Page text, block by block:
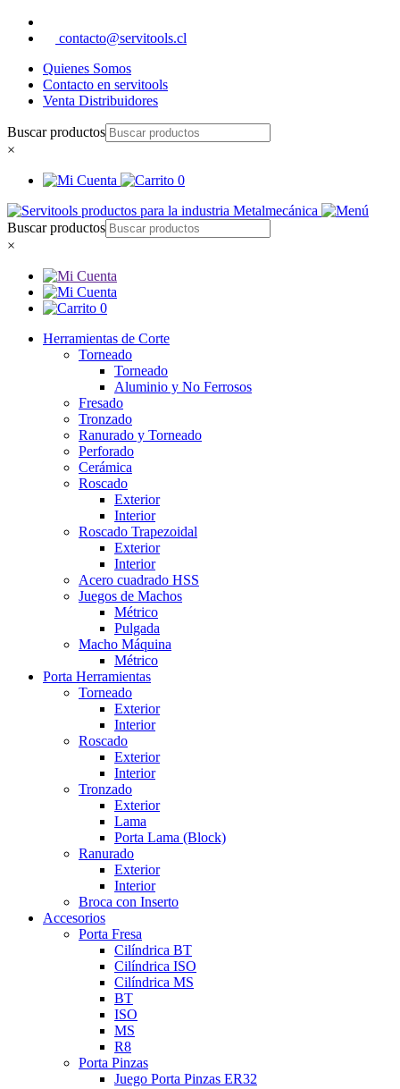
contacto@servitools.cl
Quienes Somos
Contacto en servitools
Venta Distribuidores
Buscar productos
×
0
Buscar productos
×
0
Herramientas de Corte
Torneado
Torneado
Aluminio y No Ferrosos
Fresado
Tronzado
Ranurado y Torneado
Perforado
Cerámica
Roscado
Exterior
Interior
Roscado Trapezoidal
Exterior
Interior
Acero cuadrado HSS
Juegos de Machos
Métrico
Pulgada
Macho Máquina
Métrico
Porta Herramientas
Torneado
Exterior
Interior
Roscado
Exterior
Interior
Tronzado
Exterior
Lama
Porta Lama (Block)
Ranurado
Exterior
Interior
Broca con Inserto
Accesorios
Porta Fresa
Cilíndrica BT
Cilíndrica ISO
Cilíndrica MS
BT
ISO
MS
R8
Porta Pinzas
Juego Porta Pinzas ER32